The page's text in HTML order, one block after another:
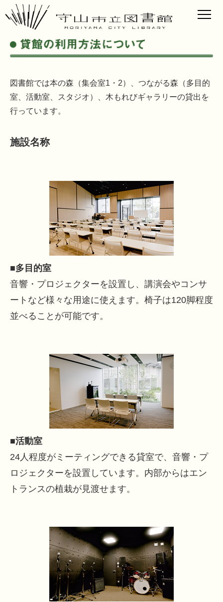
図書館では本の森（集会室1・2）、つながる森（多目的
室、活動室、スタジオ）、木もれびギャラリーの貸出を
行っています。
施設名称
■多目的室
音響・プロジェクターを設置し、講演会やコンサ
ートなど様々な用途に使えます。椅子は120脚程度
並べることが可能です。
■活動室
24人程度がミーティングできる貸室で、音響・プ
ロジェクターを設置しています。内部からはエン
トランスの植栽が見渡せます。